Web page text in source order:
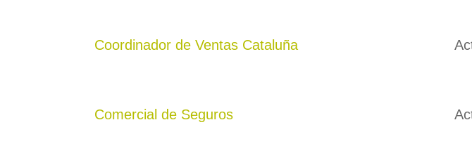
Coordinador de Ventas Cataluña
Comercial de Seguros